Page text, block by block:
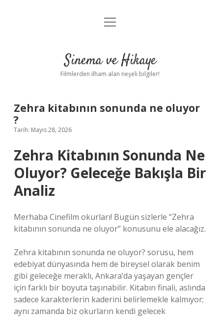
Gizlilik Politikası
Yasal Uyarı
menüyü
Sinema ve Hikaye
Filmlerden ilham alan neşeli bilgiler!
Zehra kitabının sonunda ne oluyor
?
Tarih: Mayıs 28, 2026
Zehra Kitabının Sonunda Ne
Oluyor? Geleceğe Bakışla Bir
Analiz
Merhaba Cinefilm okurları! Bugün sizlerle “Zehra
kitabının sonunda ne oluyor” konusunu ele alacağız.
Zehra kitabının sonunda ne oluyor? sorusu, hem
edebiyat dünyasında hem de bireysel olarak benim
gibi geleceğe meraklı, Ankara’da yaşayan gençler
için farklı bir boyuta taşınabilir. Kitabın finali, aslında
sadece karakterlerin kaderini belirlemekle kalmıyor;
aynı zamanda biz okurların kendi gelecek